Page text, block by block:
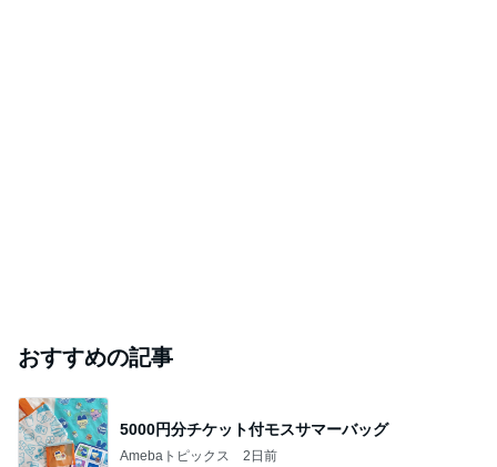
おすすめの記事
5000円分チケット付モスサマーバッグ
Amebaトピックス 2日前